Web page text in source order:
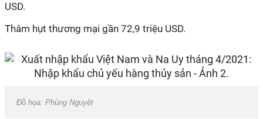
USD.
Thâm hụt thương mại gần 72,9 triệu USD.
Đồ họa: Phùng Nguyệt